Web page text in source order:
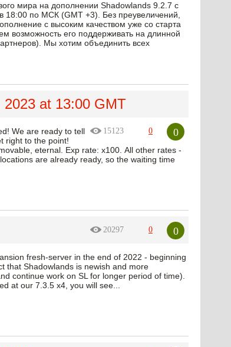
мира на дополнении Shadowlands 9.2.7 с
18:00 по МСК (GMT +3). Без преувеличений,
с высоким качеством уже со старта
возможность его поддерживать на длинной
Мы хотим объединить всех
at 13:00 GMT
15123 0 0
We are ready to tell
right to the point!
eternal. Exp rate: х100. All other rates -
are already ready, so the waiting time
20297 0 0
fresh-server in the end of 2022 - beginning
that Shadowlands is newish and more
continue work on SL for longer period of time).
at our 7.3.5 x4, you will see...